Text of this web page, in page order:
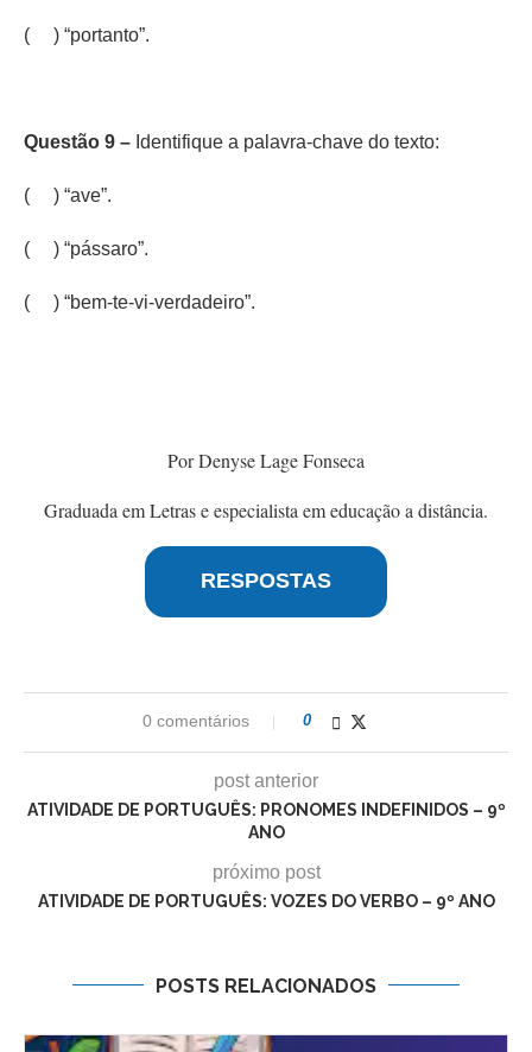
( ) “portanto”.
Questão 9 – Identifique a palavra-chave do texto:
( ) “ave”.
( ) “pássaro”.
( ) “bem-te-vi-verdadeiro”.
Por Denyse Lage Fonseca
Graduada em Letras e especialista em educação a distância.
RESPOSTAS
0 comentários 0
post anterior
ATIVIDADE DE PORTUGUÊS: PRONOMES INDEFINIDOS – 9º
ANO
próximo post
ATIVIDADE DE PORTUGUÊS: VOZES DO VERBO – 9º ANO
POSTS RELACIONADOS